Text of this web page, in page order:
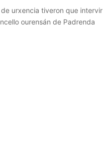
urxencia tiveron que intervir
ourensán de Padrenda